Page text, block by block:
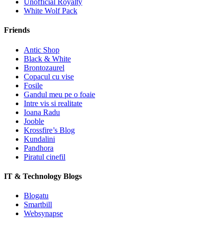
Unofficial Royalty
White Wolf Pack
Friends
Antic Shop
Black & White
Brontozaurel
Copacul cu vise
Fosile
Gandul meu pe o foaie
Intre vis si realitate
Ioana Radu
Jooble
Krossfire’s Blog
Kundalini
Pandhora
Piratul cinefil
IT & Technology Blogs
Blogatu
Smartbill
Websynapse